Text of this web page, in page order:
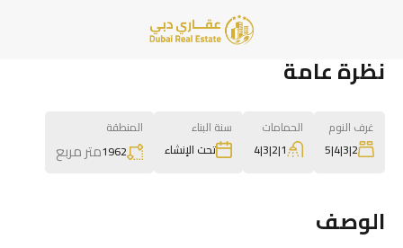
نظرة عامة
غرف النوم
2|3|4|5
الحمامات
1|2|3|4
سنة البناء
تحت الإنشاء
المنطقة
1962متر مربع
الوصف